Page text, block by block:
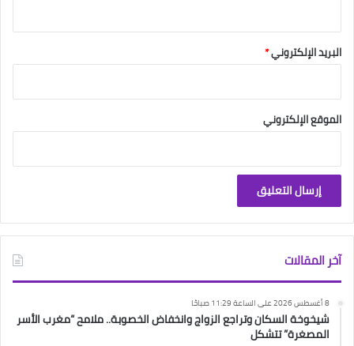
البريد الإلكتروني*
الموقع الإلكتروني
آخر المقالات
8 أغسطس 2026 على الساعة 11:29 صباحًا
شيخوخة السكان وتراجع الزواج وانخفاض الخصوبة.. ملامح “مغرب الأسر
المصغرة” تتشكل